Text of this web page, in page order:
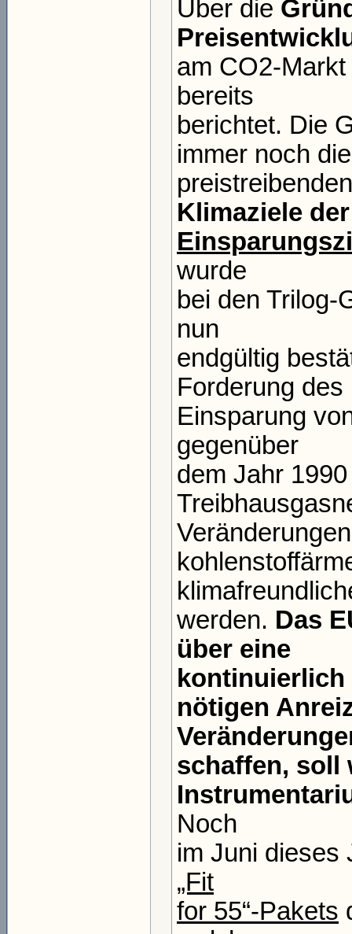
Über die
am CO2-
bereits
berichtet. Die
immer noch
Klimaziele
wurde
bei den Trilog-
nun
endgültig
Forderung
Einsparung
gegenüber
dem Jahr
werden. Das
über eine
nötigen
schaffen, soll
Noch
im Juni dieses
„Fit
for 55“-Pakets